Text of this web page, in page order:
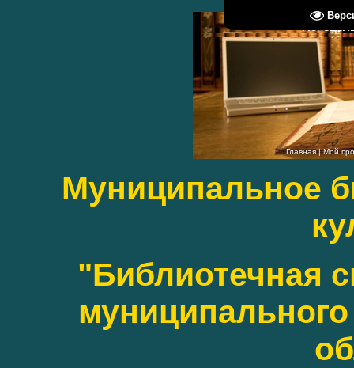
Главная|Мой
Муниципальное
"Библиотечная